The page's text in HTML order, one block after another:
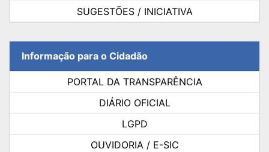
SUGESTÕES / INICIATIVA
Informação para o Cidadão
PORTAL DA TRANSPARÊNCIA
DIÁRIO OFICIAL
LGPD
OUVIDORIA / E-SIC